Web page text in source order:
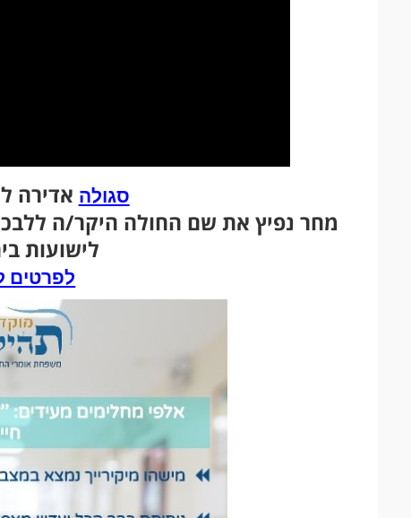
סגולה אדירה
מחר נפיץ את שם החולה היקר/ה
לישועות
לפרטים